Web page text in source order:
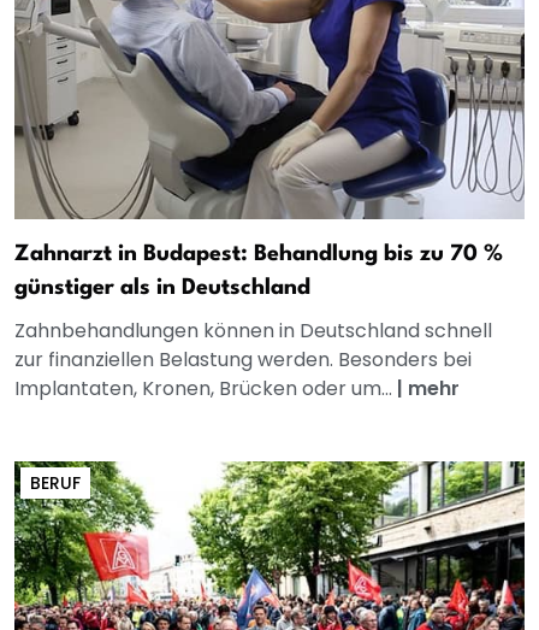
Zahnarzt in Budapest: Behandlung bis zu 70 %
günstiger als in Deutschland
Zahnbehandlungen können in Deutschland schnell
zur finanziellen Belastung werden. Besonders bei
Implantaten, Kronen, Brücken oder um... | mehr
BERUF